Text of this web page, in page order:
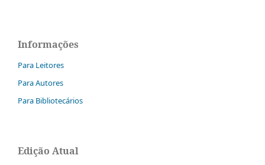
Informações
Para Leitores
Para Autores
Para Bibliotecários
Edição Atual